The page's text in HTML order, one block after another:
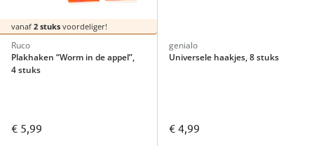
vanaf 2 stuks voordeliger!
Ruco
Plakhaken “Worm in de appel”,
4 stuks
€ 5,99
genialo
Universele haakjes, 8 stuks
€ 4,99